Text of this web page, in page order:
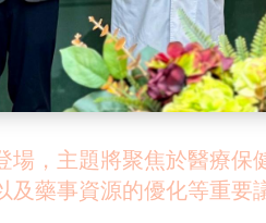
場，主題將聚焦於醫療保
及藥事資源的優化等重要